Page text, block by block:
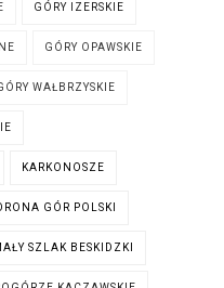
GÓRY IZERSKIE
GÓRY OPAWSKIE
WAŁBRZYSKIE
KARKONOSZE
GÓR POLSKI
SZLAK BESKIDZKI